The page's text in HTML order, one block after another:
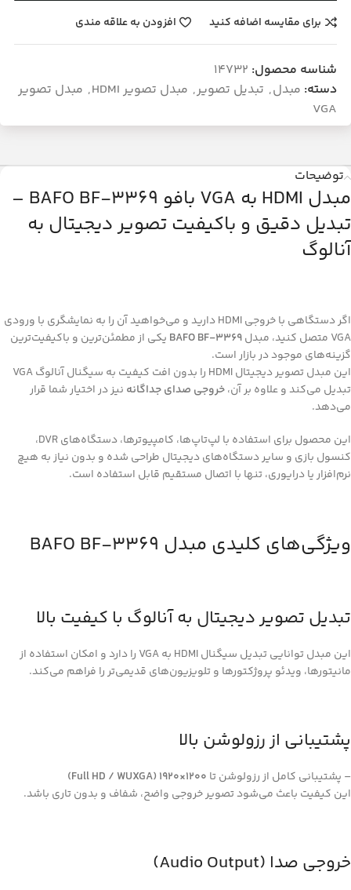
برای مقایسه اضافه کنید
افزودن به علاقه مندی
شناسه محصول: 14732
دسته: مبدل, تبدیل تصویر, مبدل تصویر HDMI , مبدل تصویر
VGA
توضیحات
مبدل HDMI به VGA بافو BAFO BF‑3369 –
تبدیل دقیق و باکیفیت تصویر دیجیتال به
آنالوگ
اگر دستگاهی با خروجی HDMI دارید و می‌خواهید آن را به نمایشگری با ورودی
VGA متصل کنید، مبدل
BAFO BF-3369 یکی از مطمئن‌ترین و باکیفیت‌ترین
گزینه‌های موجود در بازار است.
این مبدل تصویر دیجیتال HDMI را بدون افت کیفیت به سیگنال آنالوگ VGA
تبدیل می‌کند و علاوه بر آن،خروجی صدای جداگانه نیز در اختیار شما قرار
می‌دهد.
این محصول برای استفاده با لپ‌تاپ‌ها، کامپیوترها، دستگاه‌های DVR،
کنسول بازی و سایر دستگاه‌های دیجیتال طراحی شده و بدون نیاز به هیچ
نرم‌افزار یا درایوری، تنها با اتصال مستقیم قابل استفاده است.
ویژگی‌های کلیدی مبدل BAFO BF‑3369
تبدیل تصویر دیجیتال به آنالوگ با کیفیت بالا
این مبدل توانایی تبدیل سیگنال HDMI به VGA را دارد و امکان استفاده از
مانیتورها، ویدئو پروژکتورها و تلویزیون‌های قدیمی‌تر را فراهم می‌کند.
پشتیبانی از رزولوشن بالا
– پشتیبانی کامل از رزولوشن تا 1200×1920 (Full HD / WUXGA)
این کیفیت باعث می‌شود تصویر خروجی واضح، شفاف و بدون تاری باشد.
خروجی صدا (Audio Output)